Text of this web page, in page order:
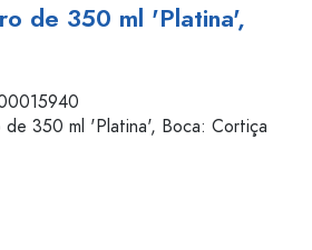
de 350 ml 'Platina',